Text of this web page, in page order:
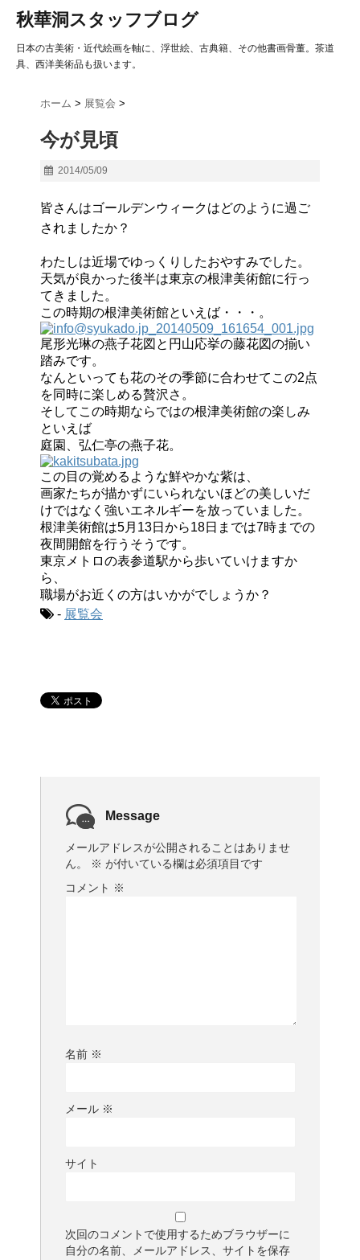
秋華洞スタッフブログ
日本の古美術・近代絵画を軸に、浮世絵、古典籍、その他書画骨董。茶道
具、西洋美術品も扱います。
ホーム > 展覧会 >
今が見頃
2014/05/09
皆さんはゴールデンウィークはどのように過ご
されましたか？
わたしは近場でゆっくりしたおやすみでした。
天気が良かった後半は東京の根津美術館に行っ
てきました。
この時期の根津美術館といえば・・・。
尾形光琳の燕子花図と円山応挙の藤花図の揃い
踏みです。
なんといっても花のその季節に合わせてこの2点
を同時に楽しめる贅沢さ。
そしてこの時期ならではの根津美術館の楽しみ
といえば
庭園、弘仁亭の燕子花。
この目の覚めるような鮮やかな紫は、
画家たちが描かずにいられないほどの美しいだ
けではなく強いエネルギーを放っていました。
根津美術館は5月13日から18日までは7時までの
夜間開館を行うそうです。
東京メトロの表参道駅から歩いていけますか
ら、
職場がお近くの方はいかがでしょうか？
- 展覧会
Message
メールアドレスが公開されることはありませ
ん。
※ が付いている欄は必須項目です
コメント ※
名前 ※
メール ※
サイト
次回のコメントで使用するためブラウザーに
自分の名前、メールアドレス、サイトを保存